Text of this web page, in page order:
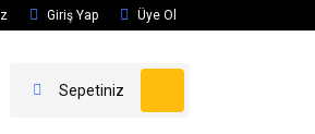
Giriş Yap Üye Ol
Sepetiniz